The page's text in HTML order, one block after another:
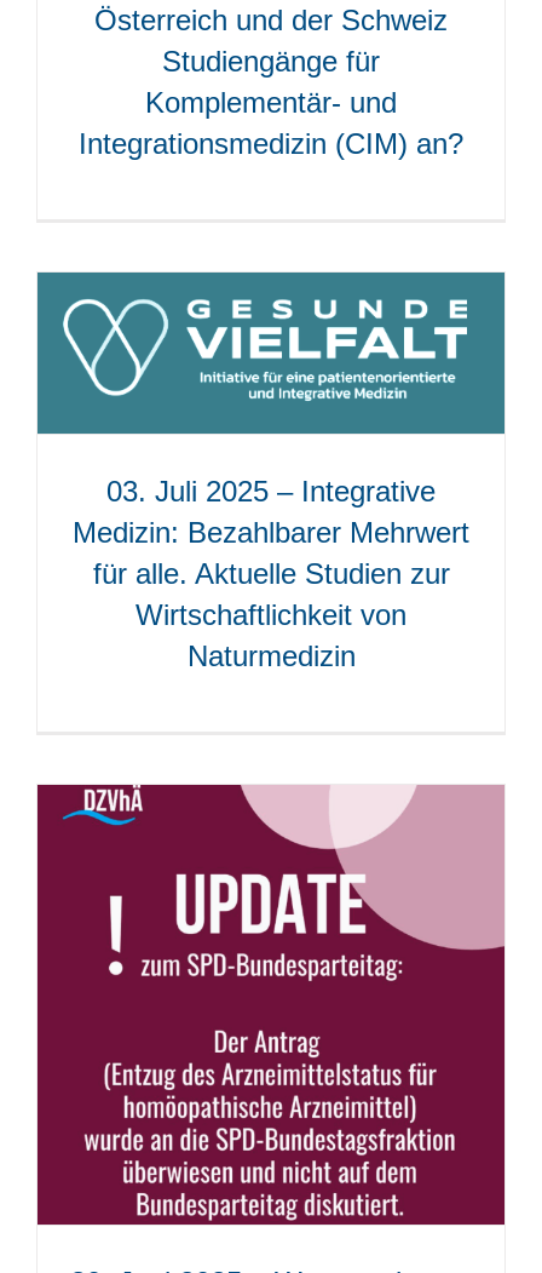
Österreich und der Schweiz
Studiengänge für
Komplementär- und
Integrationsmedizin (CIM) an?
03. Juli 2025 – Integrative
Medizin: Bezahlbarer Mehrwert
für alle. Aktuelle Studien zur
Wirtschaftlichkeit von
Naturmedizin